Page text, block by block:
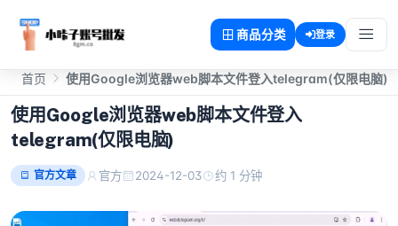
商品分类 登录
首页 使用Google浏览器web脚本文件登入telegram(仅限电脑)
使用Google浏览器web脚本文件登入
telegram(仅限电脑)
官方文章 官方 2024-12-03 约 1 分钟